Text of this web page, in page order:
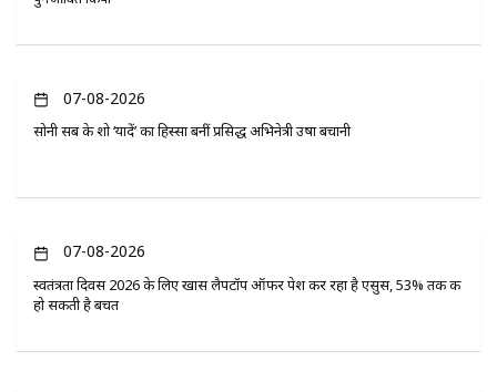
07-08-2026
सोनी सब के शो ‘यादें’ का हिस्सा बनीं प्रसिद्ध अभिनेत्री उषा बचानी
07-08-2026
स्वतंत्रता दिवस 2026 के लिए खास लैपटॉप ऑफर पेश कर रहा है एसुस, 53% तक की
हो सकती है बचत